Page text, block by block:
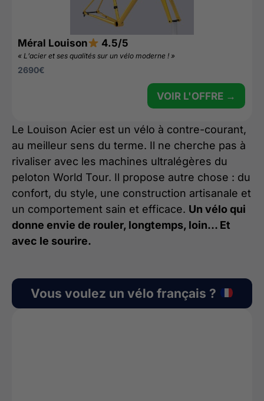
Méral Louison 4.5/5
« L’acier et ses qualités sur un vélo moderne ! »
2690€
VOIR L'OFFRE →
Le Louison Acier est un vélo à contre-courant,
au meilleur sens du terme. Il ne cherche pas à
rivaliser avec les machines ultralégères du
peloton World Tour. Il propose autre chose : du
confort, du style, une construction artisanale et
un comportement sain et efficace. Un vélo qui
donne envie de rouler, longtemps, loin… Et
avec le sourire.
Vous voulez un vélo français ?